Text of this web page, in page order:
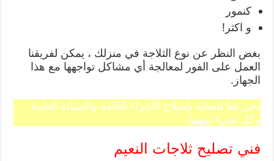
كنمور
و اكثر!
بغض النظر عن نوع الثلاجة في منزلك ، يمكن لفريقنا
العمل على الفور لمعالجة أي مشاكل تواجهها مع هذا
الجهاز.
نحن هنا للعناية بإصلاح الأجزاء التالفة والصيانة العامة
وكل شيء بينهما.
فني تصليح ثلاجات النعيم